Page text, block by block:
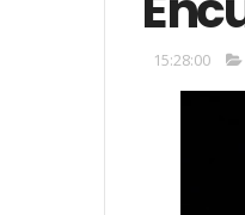
15:28:00